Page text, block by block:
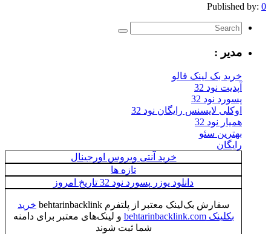
Published by: 0
مدیر :
خرید بک لینک فالو
آپدیت نود 32
پسورد نود 32
اوکلی لایسنس رایگان نود 32
همیار نود 32
بهترین سئو
رایگان
خرید آنتی ویروس اورجینال
تازه ها
دانلود یوزر پسورد نود 32 تاریخ امروز
سفارش بک‌لینک معتبر از پلتفرم behtarinbacklink
خرید
بکلینک behtarinbacklink.com
و لینک‌های معتبر برای دامنه
شما ثبت شوند